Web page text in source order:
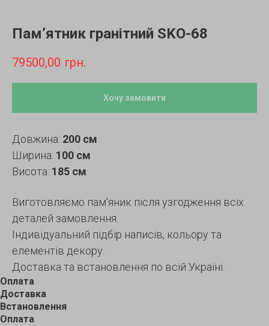
Пам’ятник гранітний SKO-68
79500,00 грн.
Хочу замовити
Довжина: 200 см
Ширина: 100 см
Висота: 185 см
Виготовляємо пам'яник після узгодження всіх
деталей замовлення.
Індивідуальний підбір написів, кольору та
елементів декору.
Доставка та встановлення по всій Україні.
Оплата
Доставка
Встановлення
Оплата